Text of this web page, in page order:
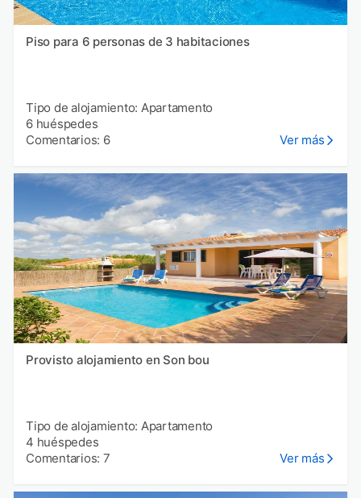
Piso para 6 personas de 3 habitaciones
Tipo de alojamiento: Apartamento
6 huéspedes
Comentarios: 6
Ver más
Provisto alojamiento en Son bou
Tipo de alojamiento: Apartamento
4 huéspedes
Comentarios: 7
Ver más